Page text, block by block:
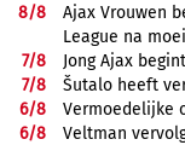
8/8
Ajax Vrouwen
League na
7/8
Jong Ajax
7/8
Šutalo heeft
6/8
Vermoedelijke
6/8
Veltman